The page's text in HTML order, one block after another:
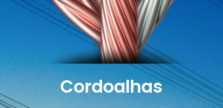
Cordoalhas